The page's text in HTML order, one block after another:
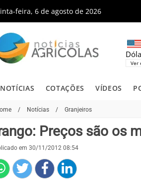
feira, 6 de agosto de 2026
Ver
NOTÍCIAS COTAÇÕES VÍDEOS
/ Notícias / Granjeiros
Preços são os
em 30/11/2012 08:54